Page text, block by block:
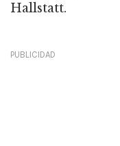
Hallstatt.
PUBLICIDAD